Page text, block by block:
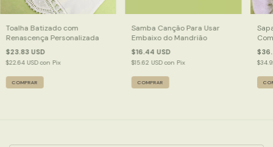
Toalha Batizado com
Renascença Personalizada
$23.83 USD
$22.64 USDcon Pix
COMPRAR
Samba Canção Para Usar
Embaixo do Mandrião
$16.44 USD
$15.62 USDcon Pix
COMPRAR